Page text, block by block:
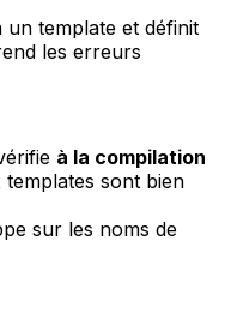
template et définit
les erreurs
à la compilation
sont bien
sur les noms de